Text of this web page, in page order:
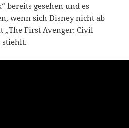
bereits gesehen und es
wenn sich Disney nicht ab
„The First Avenger: Civil
stiehlt.